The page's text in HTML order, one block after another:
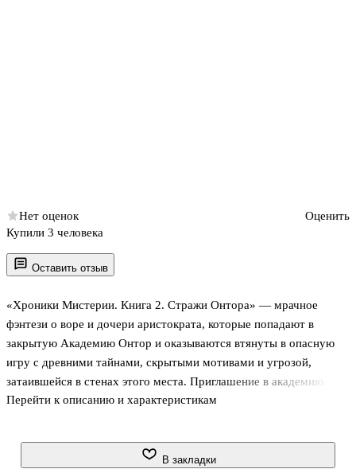
Оставить отзыв
«Хроники Мистерии. Книга 2. Стражи Онтора» — мрачное
фэнтези о воре и дочери аристократа, которые попадают в
закрытую Академию Онтор и оказываются втянуты в опасную
игру с древними тайнами, скрытыми мотивами и угрозой,
затаившейся в стенах этого места. Приглашение в академию
быстро перестаёт быть шансом на новую жизнь и превращается
и прошлое, которое продолжает влиять на всех, кто переступает
Перейти к описанию и характеристикам
Нет оценок
Оценить
Купили 3 человека
В закладки